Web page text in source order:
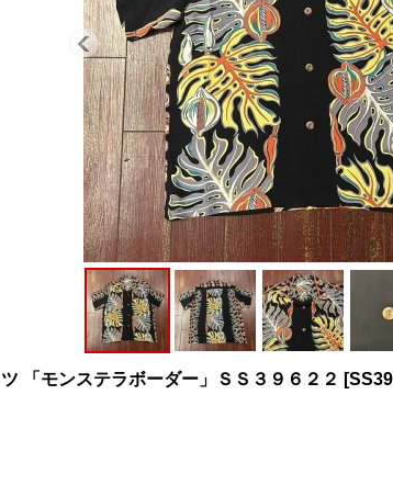
「モンステラボーダー」ＳＳ３９６２２ [